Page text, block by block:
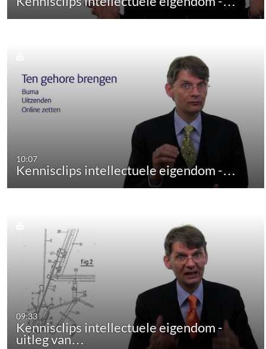
10:07
Kennisclips intellectuele eigendom -…
09:33
Kennisclips intellectuele eigendom -
uitleg van…